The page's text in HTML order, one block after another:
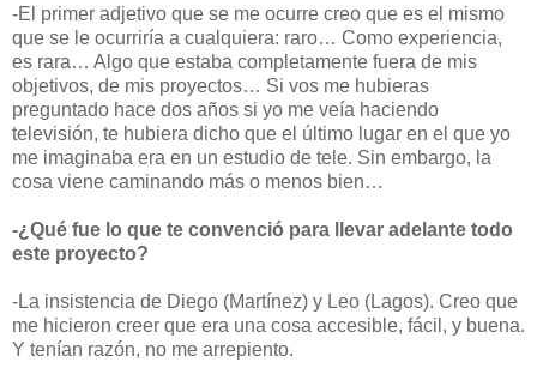
-El primer adjetivo que se me ocurre creo que es el mismo
que se le ocurriría a cualquiera: raro… Como experiencia,
es rara… Algo que estaba completamente fuera de mis
objetivos, de mis proyectos… Si vos me hubieras
preguntado hace dos años si yo me veía haciendo
televisión, te hubiera dicho que el último lugar en el que yo
me imaginaba era en un estudio de tele. Sin embargo, la
cosa viene caminando más o menos bien…
-¿Qué fue lo que te convenció para llevar adelante todo
este proyecto?
-La insistencia de Diego (Martínez) y Leo (Lagos). Creo que
me hicieron creer que era una cosa accesible, fácil, y buena.
Y tenían razón, no me arrepiento.